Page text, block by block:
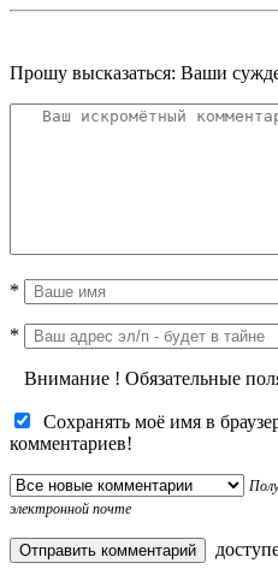
Прошу высказаться: Ваши
*
*
Внимание ! Обязательные
Сохранять моё имя в
комментариев!
электронной почте